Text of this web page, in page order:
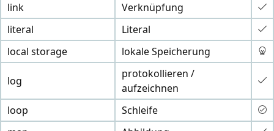
link
Verknüpfung
literal
Literal
local storage
lokale Speicherung
log
protokollieren /
aufzeichnen
loop
Schleife